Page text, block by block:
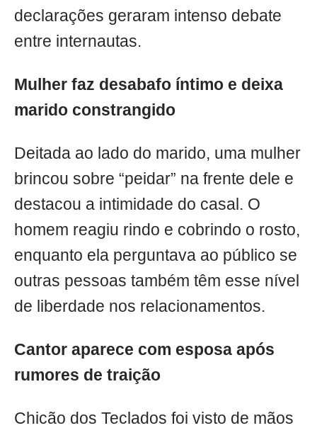
declarações geraram intenso debate
entre internautas.
Mulher faz desabafo íntimo e deixa
marido constrangido
Deitada ao lado do marido, uma mulher
brincou sobre “peidar” na frente dele e
destacou a intimidade do casal. O
homem reagiu rindo e cobrindo o rosto,
enquanto ela perguntava ao público se
outras pessoas também têm esse nível
de liberdade nos relacionamentos.
Cantor aparece com esposa após
rumores de traição
Chicão dos Teclados foi visto de mãos